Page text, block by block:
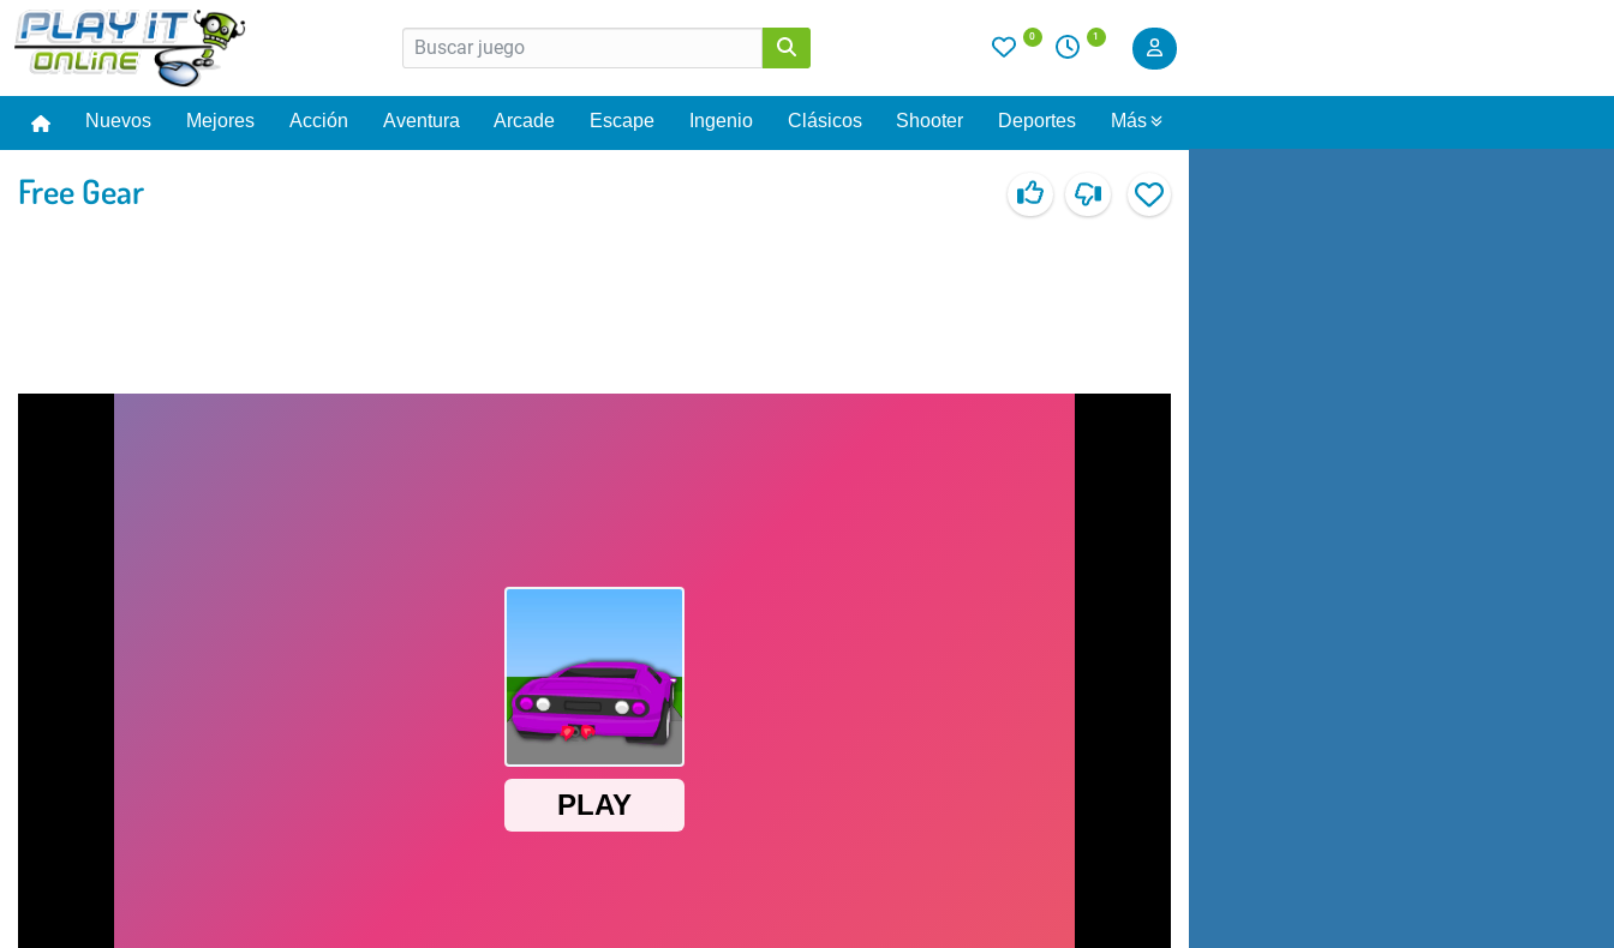
0 1
Nuevos Mejores Acción Aventura Arcade Escape Ingenio Clásicos Shooter Deportes Más
Free Gear